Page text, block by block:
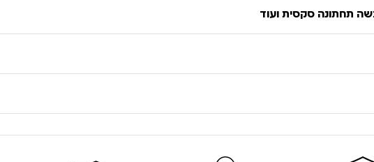
תחתונה סקסית ועוד